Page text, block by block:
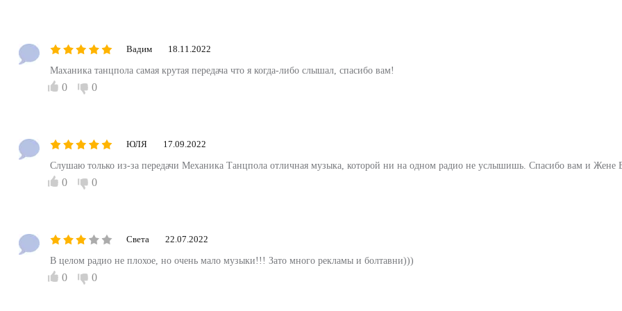
Вадим 18.11.2022
Маханика танцпола самая крутая передача что я когда-либо слышал, спасибо вам!
0 0
ЮЛЯ 17.09.2022
Слушаю только из-за передачи Механика Танцпола отличная музыка, которой ни на одном радио не услышишь. Спасибо вам и Жене
0 0
Света 22.07.2022
В целом радио не плохое, но очень мало музыки!!! Зато много рекламы и болтавни)))
0 0